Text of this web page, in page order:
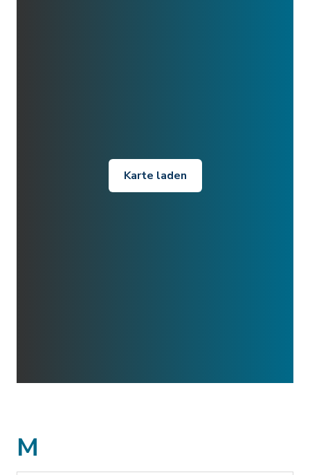
Karte laden
M